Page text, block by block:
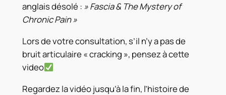
anglais désolé : » Fascia & The Mystery of
Chronic Pain »
Lors de votre consultation, s’il n’y a pas de
bruit articulaire « cracking », pensez à cette
video
Regardez la vidéo jusqu’à la fin, l’histoire de